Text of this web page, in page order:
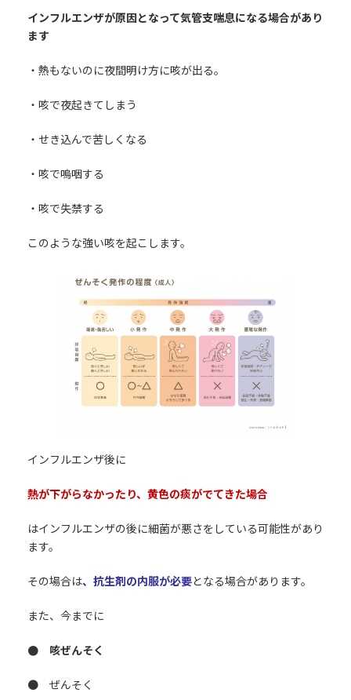
インフルエンザが原因となって気管支喘息になる場合があり
ます
・熱もないのに夜間明け方に咳が出る。
・咳で夜起きてしまう
・せき込んで苦しくなる
・咳で嗚咽する
・咳で失禁する
このような強い咳を起こします。
インフルエンザ後に
熱が下がらなかったり、黄色の痰がでてきた場合
はインフルエンザの後に細菌が悪さをしている可能性があり
ます。
その場合は、抗生剤の内服が必要となる場合があります。
また、今までに
● 咳ぜんそく
● ぜんそく